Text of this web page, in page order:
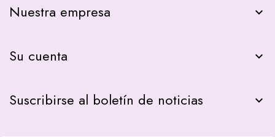
Nuestra empresa 
Su cuenta 
Suscribirse al boletín de noticias 